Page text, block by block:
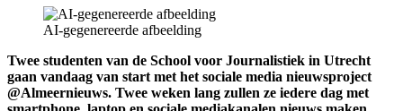
AI-gegenereerde afbeelding
Twee studenten van de School voor Journalistiek in Utrecht
gaan vandaag van start met het sociale media nieuwsproject
@Almeernieuws. Twee weken lang zullen ze iedere dag met